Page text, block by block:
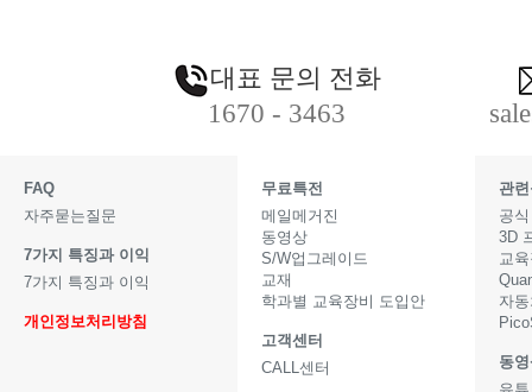
대표 문의 전화
1670 - 3463
FAQ
자주묻는질문
7가지 특징과 이익
7가지 특징과 이익
개인정보처리방침
무료특전
메일메거진
동영상
S/W업그레이드
교재
학과별 교육장비 도입안
고객센터
CALL센터
관
공
3D
교
자
동